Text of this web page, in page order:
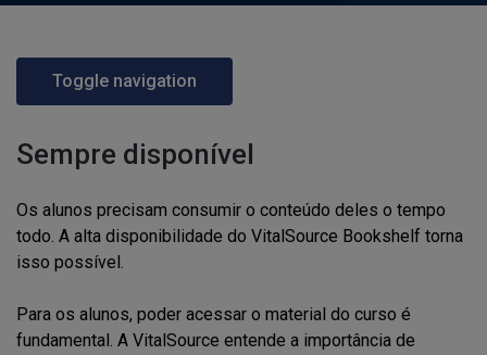
Toggle navigation
Sempre disponível
Os alunos precisam consumir o conteúdo deles o tempo
todo. A alta disponibilidade do VitalSource Bookshelf torna
isso possível.
Para os alunos, poder acessar o material do curso é
fundamental. A VitalSource entende a importância de